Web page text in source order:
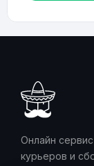
Онлайн
курьеров и